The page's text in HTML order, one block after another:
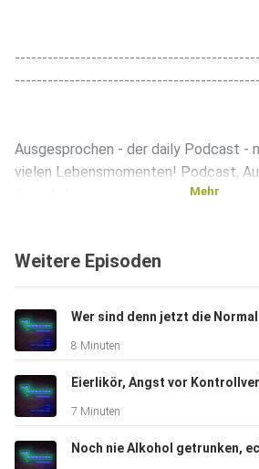
Ausgesprochen - der daily Podcast -
vielen Lebensmomenten! Podcast,
dazwischen. Mary und Micha - zwei,
aber noch nie gesehen haben. Aus
Sprachnachrichten wird
nun ernst - aus dem Smartphone in
ausgesprochen ehrlich ausgesprochen
ausgesprochen
Mehr
Weitere Episoden
Wer sind denn jetzt die
8 Minuten
7 Minuten
Noch nie Alkohol getrunken,